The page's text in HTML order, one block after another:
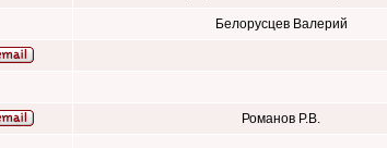
Белорусцев Валерий
Романов Р.В.